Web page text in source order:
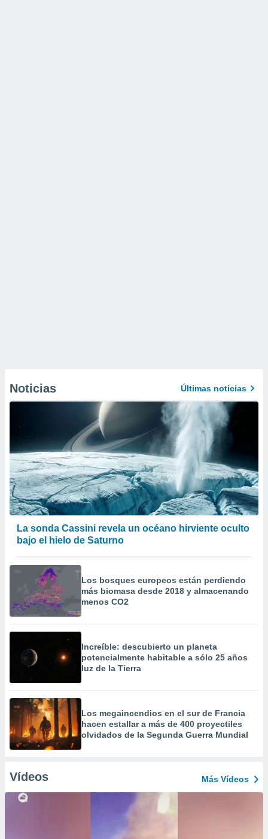
Noticias Últimas noticias
La sonda Cassini revela un océano hirviente oculto
bajo el hielo de Saturno
Los bosques europeos están perdiendo
más biomasa desde 2018 y almacenando
menos CO2
Increíble: descubierto un planeta
potencialmente habitable a sólo 25 años
luz de la Tierra
Los megaincendios en el sur de Francia
hacen estallar a más de 400 proyectiles
olvidados de la Segunda Guerra Mundial
Vídeos Más Vídeos